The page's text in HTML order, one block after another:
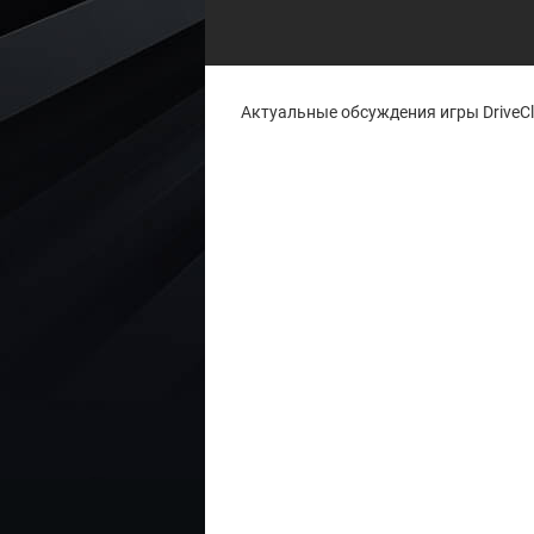
Актуальные обсуждения игры